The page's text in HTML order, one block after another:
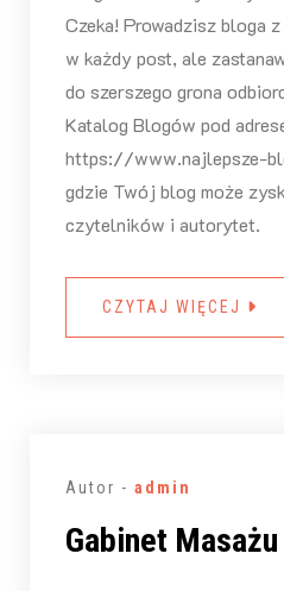
Czeka! Prowadzisz bloga
w każdy post, ale
do szerszego grona
Katalog Blogów pod
https://www.najlepsze-
gdzie Twój blog może
czytelników i autorytet.
CZYTAJ WIĘCEJ
Autor - admin
Gabinet Masażu